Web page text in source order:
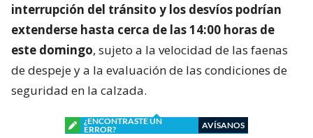
interrupción del tránsito y los desvíos podrían
extenderse hasta cerca de las 14:00 horas de
este domingo, sujeto a la velocidad de las faenas
de despeje y a la evaluación de las condiciones de
seguridad en la calzada.
¿ENCONTRASTE UN
ERROR?
AVÍSANOS